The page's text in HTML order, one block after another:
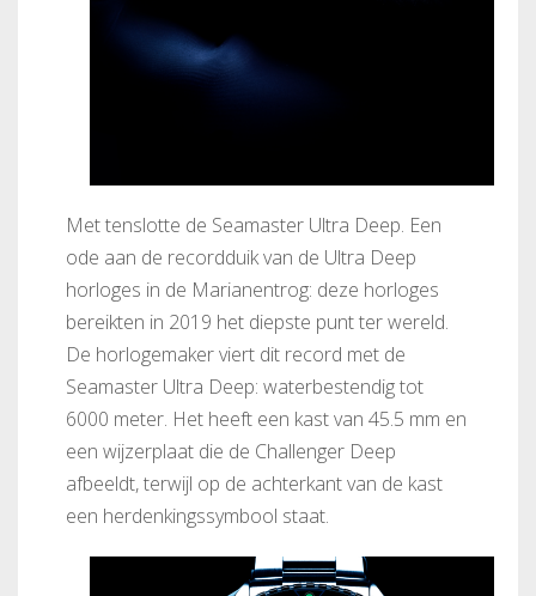
Met tenslotte de Seamaster Ultra Deep. Een
ode aan de recordduik van de Ultra Deep
horloges in de Marianentrog: deze horloges
bereikten in 2019 het diepste punt ter wereld.
De horlogemaker viert dit record met de
Seamaster Ultra Deep: waterbestendig tot
6000 meter. Het heeft een kast van 45.5 mm en
een wijzerplaat die de Challenger Deep
afbeeldt, terwijl op de achterkant van de kast
een herdenkingssymbool staat.